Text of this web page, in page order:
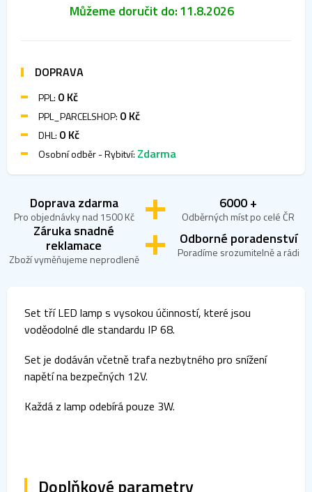
Můžeme doručit do:11.8.2026
DOPRAVA
PPL: 0 Kč
PPL_PARCELSHOP: 0 Kč
DHL: 0 Kč
Osobní odběr - Rybitví: Zdarma
Doprava zdarma
Pro objednávky nad 1500 Kč
6000 +
Odběrných míst po celé ČR
Záruka snadné
reklamace
Zboží vyměňujeme neprodleně
Odborné poradenství
Poradíme srozumitelně a rádi
Set tří LED lamp s vysokou účinností, které jsou
voděodolné dle standardu IP 68.
Set je dodáván včetně trafa nezbytného pro snížení
napětí na bezpečných 12V.
Každá z lamp odebírá pouze 3W.
Doplňkové parametry